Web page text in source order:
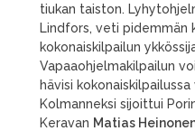
tiukan taiston.
Lindfors, veti pidemmän
kokonaiskilpailun
Vapaaohjelmakilpailun
hävisi
Kolmanneksi sijoittui
Keravan Matias